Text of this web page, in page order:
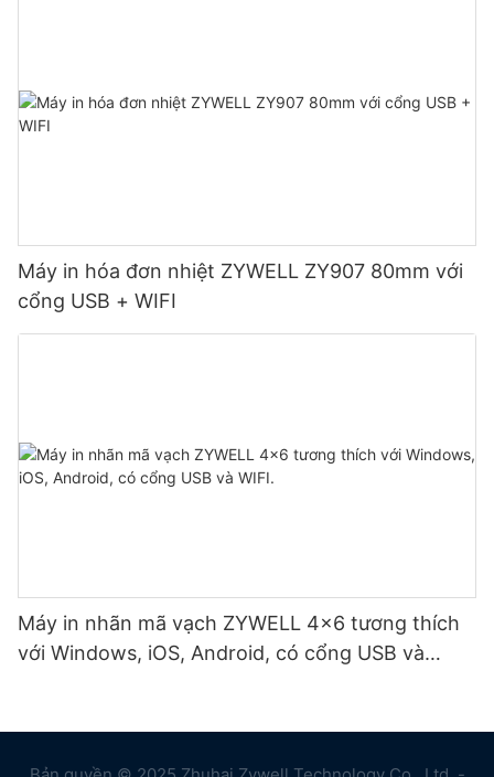
Máy in hóa đơn nhiệt ZYWELL ZY907 80mm với
cổng USB + WIFI
Máy in nhãn mã vạch ZYWELL 4x6 tương thích
với Windows, iOS, Android, có cổng USB và